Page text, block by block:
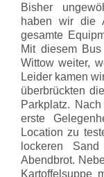
Bisher
haben wir die
gesamte
Mit diesem
Wittow weiter,
Leider kamen
überbrückten
Parkplatz.
erste
Location zu
lockeren
Abendbrot.
Kartoffelsuppe